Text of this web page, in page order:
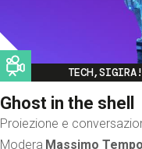
Image
Ghost in the shell
Proiezione e
Modera Massimo